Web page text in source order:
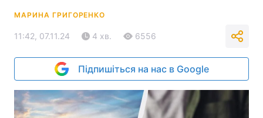
МАРИНА ГРИГОРЕНКО
11:42, 07.11.24 4 хв. 6556
Підпишіться на нас в Google